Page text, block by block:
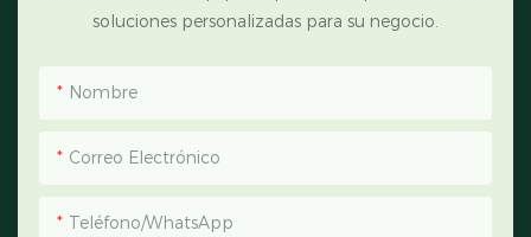
soluciones personalizadas para su negocio.
Nombre
Correo Electrónico
Teléfono/WhatsApp